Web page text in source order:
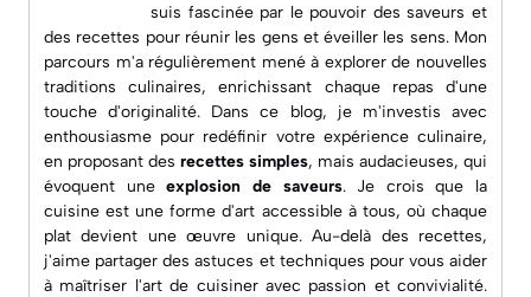
suis fascinée par le pouvoir des saveurs et
des recettes pour réunir les gens et éveiller les sens. Mon
parcours m'a régulièrement mené à explorer de nouvelles
traditions culinaires, enrichissant chaque repas d'une
touche d'originalité. Dans ce blog, je m'investis avec
enthousiasme pour redéfinir votre expérience culinaire,
en proposant des recettes simples, mais audacieuses, qui
évoquent uneexplosion de saveurs. Je crois que la
cuisine est une forme d'art accessible à tous, où chaque
plat devient une œuvre unique. Au-delà des recettes,
j'aime partager des astuces et techniques pour vous aider
à maîtriser l'art de cuisiner avec passion et convivialité.